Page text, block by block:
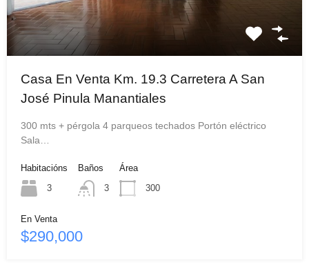
Casa En Venta Km. 19.3 Carretera A San
José Pinula Manantiales
300 mts + pérgola 4 parqueos techados Portón eléctrico
Sala…
Habitacións
3
Baños
3
Área
300
En Venta
$290,000